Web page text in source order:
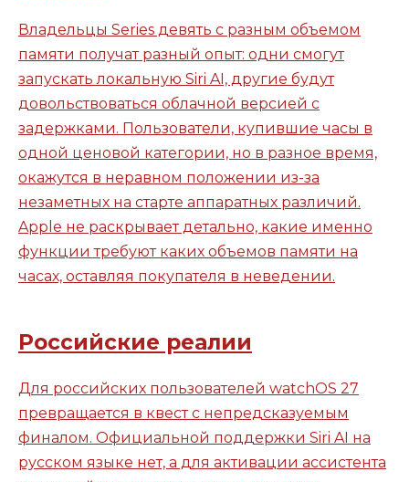
Владельцы Series девять с разным объемом
памяти получат разный опыт: одни смогут
запускать локальную Siri AI, другие будут
довольствоваться облачной версией с
задержками. Пользователи, купившие часы в
одной ценовой категории, но в разное время,
окажутся в неравном положении из-за
незаметных на старте аппаратных различий.
Apple не раскрывает детально, какие именно
функции требуют каких объемов памяти на
часах, оставляя покупателя в неведении.
Российские реалии
Для российских пользователей watchOS 27
превращается в квест с непредсказуемым
финалом. Официальной поддержки Siri AI на
русском языке нет, а для активации ассистента